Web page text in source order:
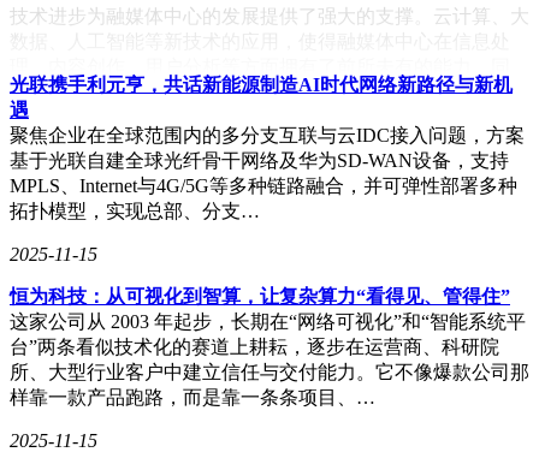
技术进步为融媒体中心的发展提供了强大的支撑。云计算、大
时，现代人对信息的需求日益多样化，他们渴望以更加便捷、
高效的方式获取所需信息。这一需求的变化，促使媒体机构不
得不加快融媒体中心的建设步伐。随着市场竞争的加剧，各大
媒体机构为了争夺用户的注意力，也纷纷加大了对融媒体中心
的投入。
如何在追求速度和覆盖面的同时保证内容的质量，如何在信息
泛滥的时代增强用户的忠诚度，以及如何克服新技术的更新换
代带来的高昂成本，都是融媒体中心需要解决的问题。但挑战
往往伴随着机遇。通过大数据技术，融媒体中心可以更准确地
分析市场需求，优化资源配置，从而提升自身的竞争力。
针对融媒体中心的常见疑问，我们可以这样解答：与传统媒体
光联携手利元亨，共话新能源制造AI时代网络新路径与新机
遇
聚焦企业在全球范围内的多分支互联与云IDC接入问题，方案
基于光联自建全球光纤骨干网络及华为SD-WAN设备，支持
MPLS、Internet与4G/5G等多种链路融合，并可弹性部署多种
拓扑模型，实现总部、分支…
2025-11-15
恒为科技：从可视化到智算，让复杂算力“看得见、管得住”
这家公司从 2003 年起步，长期在“网络可视化”和“智能系统平
台”两条看似技术化的赛道上耕耘，逐步在运营商、科研院
所、大型行业客户中建立信任与交付能力。它不像爆款公司那
样靠一款产品跑路，而是靠一条条项目、…
2025-11-15